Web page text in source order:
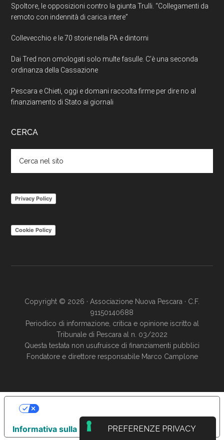
Spoltore, le opposizioni contro la giunta Trulli. “Collegamenti da
remoto con indennità di carica intere”
Collevecchio e le 70 storie nella PA e dintorni
Dai Tred non omologati solo multe fasulle. C’è una seconda
ordinanza della Cassazione
Pescara e Chieti, oggi e domani raccolta firme per dire no al
finanziamento di Stato ai giornali
CERCA
nel
sito
Privacy Policy
Cookie Policy
Copyright © 2026 · Associazione Nuova Pescara · C.F.
91150140688
Periodico di informazione, critica e opinione iscritto al
Tribunale di Pescara al n. 03/2022
Questa testata non usufruisce di finanziamenti pubblici
Fondatore e direttore responsabile Marco Camplone
Informativa sulla raccolta